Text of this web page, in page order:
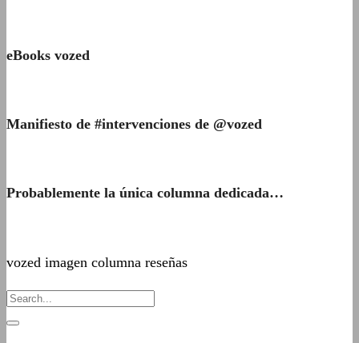
eBooks vozed
Manifiesto de #intervenciones de @vozed
Probablemente la única columna dedicada…
vozed imagen columna reseñas